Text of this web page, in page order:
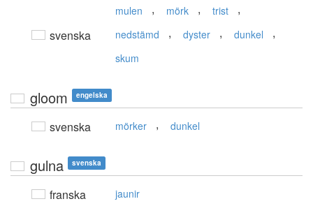
svenska
mulen , mörk , trist ,
nedstämd , dyster , dunkel ,
skum
gloom engelska
svenska mörker , dunkel
gulna svenska
franska jaunir